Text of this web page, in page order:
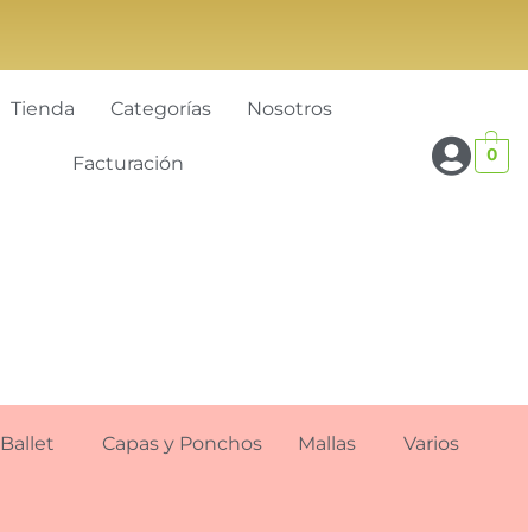
Tienda Categorías Nosotros
Facturación 0
Ballet Capas y Ponchos Mallas Varios